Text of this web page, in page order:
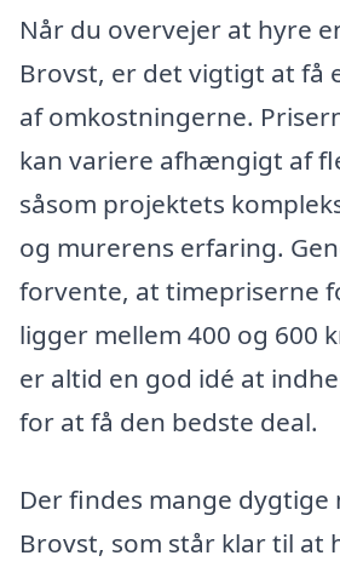
Når du overvejer at hyre
Brovst, er det vigtigt at få
af omkostningerne.
kan variere afhængigt af
såsom projektets
og murerens erfaring.
forvente, at timepriserne
ligger mellem 400 og 600
er altid en god idé at
for at få den bedste deal.
Der findes mange dygtige
Brovst, som står klar til at